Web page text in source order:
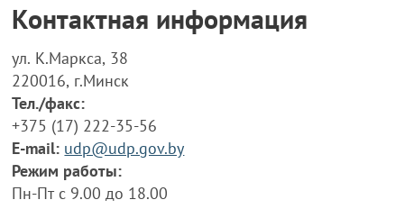
Контактная информация
ул. К.Маркса, 38
220016, г.Минск
Тел./факс:
+375 (17) 222-35-56
E-mail: udp@udp.gov.by
Режим работы:
Пн-Пт с 9.00 до 18.00